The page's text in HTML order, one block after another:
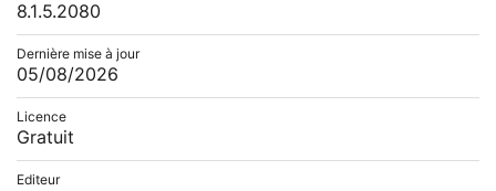
8.1.5.2080
Dernière mise à jour
05/08/2026
Licence
Gratuit
Editeur